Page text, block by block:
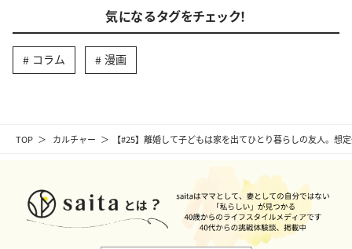
TOP カルチャー 【#25】離婚して子どもは家を出てひとり暮らしの友人。想
気になるタグをチェック！
コラム 漫画